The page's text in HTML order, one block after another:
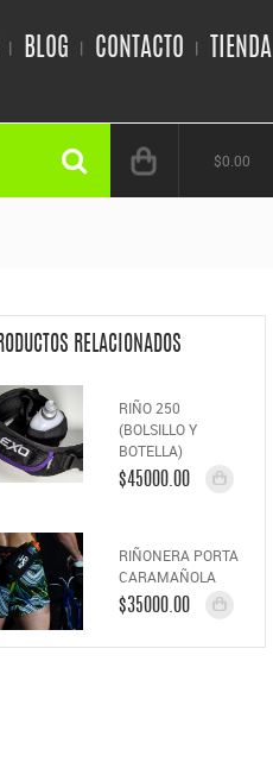
BLOG CONTACTO TIENDA
$0.00
RELACIONADOS
RIÑO 250
(BOLSILLO Y
BOTELLA)
$45000.00
RIÑONERA PORTA
CARAMAÑOLA
$35000.00